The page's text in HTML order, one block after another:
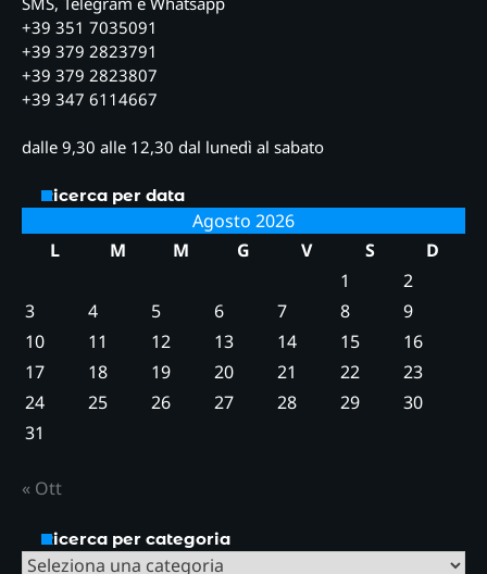
+39 351 7035091
+39 379 2823791
+39 379 2823807
+39 347 6114667
dalle 9,30 alle 12,30 dal lunedì al sabato
Ricerca per data
Agosto 2026
L
M M G V S
D
1
2
3
4 5 6 7 8
9
10
11 12 13 14 15
16
17
18 19 20 21 22
23
24
25 26 27 28 29
30
31
« Ott
Ricerca per categoria
Ricerca